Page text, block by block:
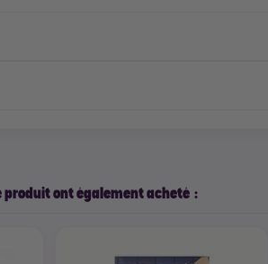
produit ont également acheté :